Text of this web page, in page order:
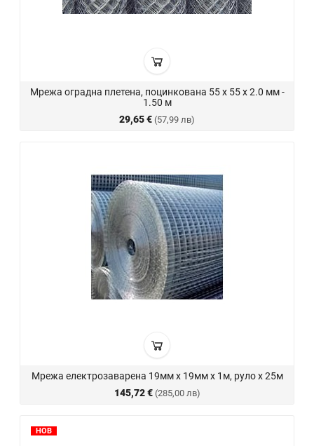
Мрежа оградна плетена, поцинкована 55 х 55 х 2.0 мм -
1.50 м
29,65 € (57,99 лв)
Мрежа електрозаварена 19мм х 19мм х 1м, руло х 25м
145,72 € (285,00 лв)
НОВ